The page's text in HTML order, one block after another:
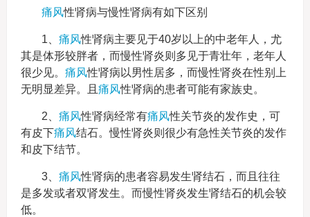
痛风性肾病与慢性肾病有如下区别
1、 痛风性肾病主要见于40岁以上的中老年人，尤
其是体形较胖者，而慢性肾炎则多见于青壮年，老年人
很少见。 痛风性肾病以男性居多，而慢性肾炎在性别上
无明显差异。且 痛风性肾病的患者可能有家族史。
2、 痛风性肾病经常有痛风性关节炎的发作史，可
有皮下痛风结石。慢性肾炎则很少有急性关节炎的发作
和皮下结节。
3、 痛风性肾病的患者容易发生肾结石，而且往往
是多发或者双肾发生。而慢性肾炎发生肾结石的机会较
低。